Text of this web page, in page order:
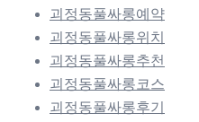
괴정동풀싸롱예약
괴정동풀싸롱위치
괴정동풀싸롱추천
괴정동풀싸롱코스
괴정동풀싸롱후기